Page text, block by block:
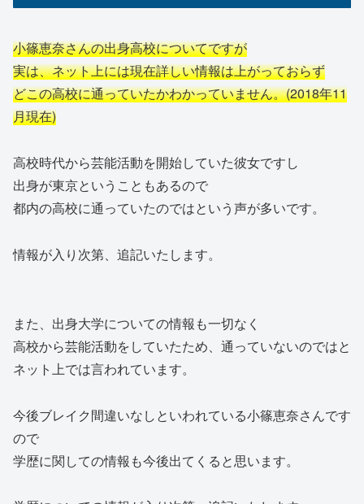
小篠恵奈さんの出身高校についてですが
実は、ネット上には現在詳しい情報は上がっておらず
どこの高校に通っていたかわかっていません。(2018年11
月現在)
高校時代から芸能活動を開始していた彼女ですし
出身が東京ということもあるので
都内の高校に通っていたのではという声が多いです。
情報が入り次第、追記いたします。
また、出身大学についての情報も一切なく
高校から芸能活動をしていたため、通っていないのではと
ネット上では言われています。
今後ブレイク間違いなしといわれている小篠恵奈さんです
ので
学歴に関しての情報も今後出てくると思います。